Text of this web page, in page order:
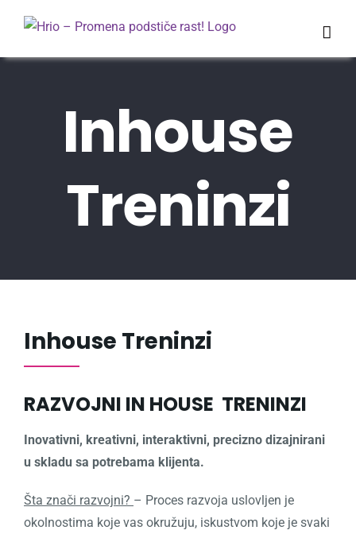
content
Inhouse
Treninzi
Inhouse Treninzi
RAZVOJNI IN HOUSE TRENINZI
Inovativni, kreativni, interaktivni, precizno dizajnirani
u skladu sa potrebama klijenta.
Šta znači razvojni? – Proces razvoja uslovljen je
okolnostima koje vas okružuju, iskustvom koje je svaki